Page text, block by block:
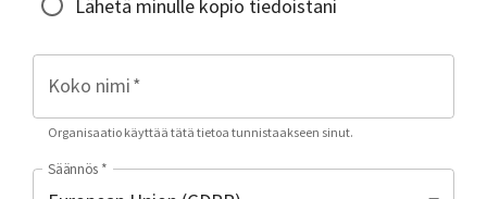
Lähetä minulle kopio tiedoistani
Koko nimi*
Organisaatio käyttää tätä tietoa tunnistaakseen sinut.
Säännös *